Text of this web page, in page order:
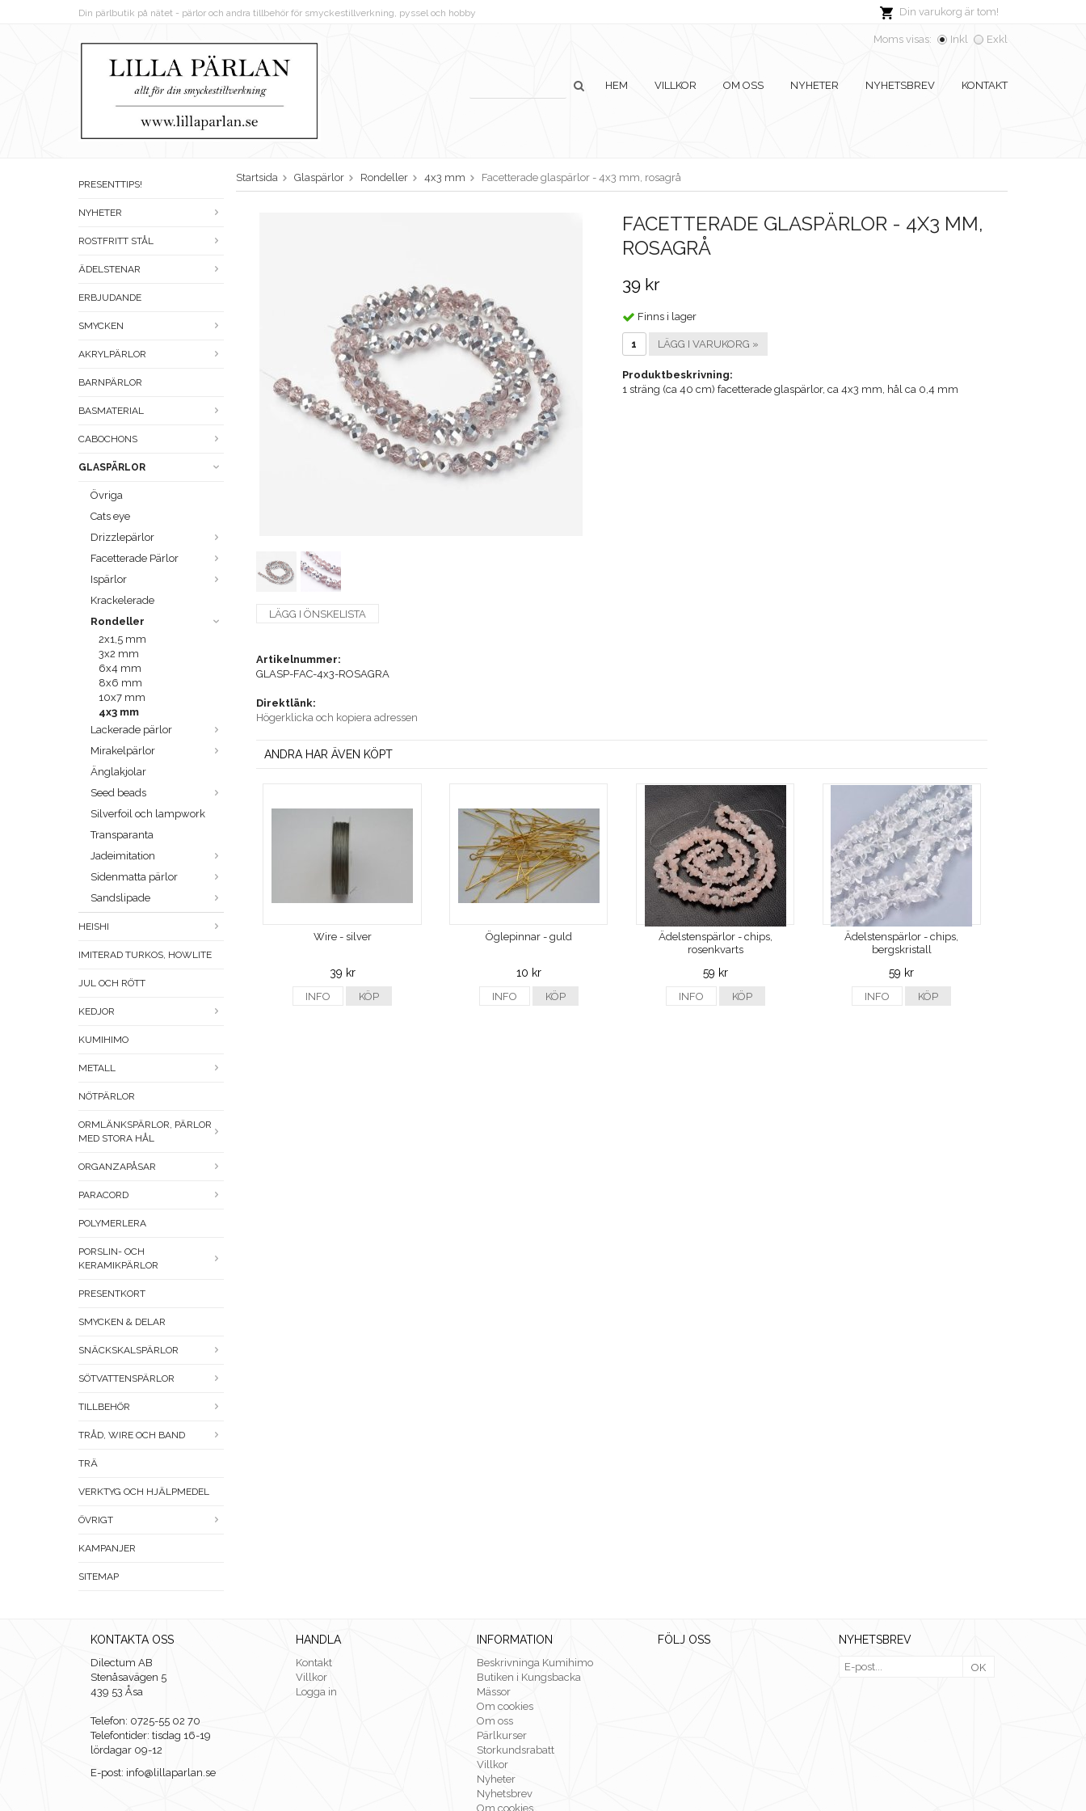
Din varukorg är tom!
Din pärlbutik på nätet - pärlor och andra tillbehör för smyckestillverkning, pyssel och hobby
Moms visas: Inkl Exkl
HEM VILLKOR OM OSS NYHETER NYHETSBREV KONTAKT
PRESENTTIPS!
NYHETER
ROSTFRITT STÅL
ÄDELSTENAR
ERBJUDANDE
SMYCKEN
AKRYLPÄRLOR
BARNPÄRLOR
BASMATERIAL
CABOCHONS
GLASPÄRLOR
Övriga
Cats eye
Drizzlepärlor
Facetterade Pärlor
Ispärlor
Krackelerade
Rondeller
2x1,5 mm
3x2 mm
6x4 mm
8x6 mm
10x7 mm
4x3 mm
Lackerade pärlor
Mirakelpärlor
Änglakjolar
Seed beads
Silverfoil och lampwork
Transparanta
Jadeimitation
Sidenmatta pärlor
Sandslipade
HEISHI
IMITERAD TURKOS, HOWLITE
JUL OCH RÖTT
KEDJOR
KUMIHIMO
METALL
NÖTPÄRLOR
ORMLÄNKSPÄRLOR, PÄRLOR
MED STORA HÅL
ORGANZAPÅSAR
PARACORD
POLYMERLERA
PORSLIN- OCH
KERAMIKPÄRLOR
PRESENTKORT
SMYCKEN & DELAR
SNÄCKSKALSPÄRLOR
SÖTVATTENSPÄRLOR
TILLBEHÖR
TRÅD, WIRE OCH BAND
TRÄ
VERKTYG OCH HJÄLPMEDEL
ÖVRIGT
KAMPANJER
SITEMAP
Startsida Glaspärlor Rondeller 4x3 mm Facetterade glaspärlor - 4x3 mm, rosagrå
FACETTERADE GLASPÄRLOR - 4X3 MM,
ROSAGRÅ
39 kr
Finns i lager
LÄGG I VARUKORG »
Produktbeskrivning:
1 sträng (ca 40 cm) facetterade glaspärlor, ca 4x3 mm, hål ca 0,4 mm
LÄGG I ÖNSKELISTA
Artikelnummer:
GLASP-FAC-4x3-ROSAGRA
Direktlänk:
Högerklicka och kopiera adressen
ANDRA HAR ÄVEN KÖPT
Wire - silver
39 kr
INFO KÖP
Öglepinnar - guld
10 kr
INFO KÖP
Ädelstenspärlor - chips,
rosenkvarts
59 kr
INFO KÖP
Ädelstenspärlor - chips,
bergskristall
59 kr
INFO KÖP
KONTAKTA OSS
Dilectum AB
Stenåsavägen 5
439 53 Åsa
Telefon: 0725-55 02 70
Telefontider: tisdag 16-19
lördagar 09-12
E-post: info@lillaparlan.se
HANDLA
Kontakt
Villkor
Logga in
INFORMATION
Beskrivninga Kumihimo
Butiken i Kungsbacka
Mässor
Om cookies
Om oss
Pärlkurser
Storkundsrabatt
Villkor
Nyheter
Nyhetsbrev
Om cookies
FÖLJ OSS NYHETSBREV
OK